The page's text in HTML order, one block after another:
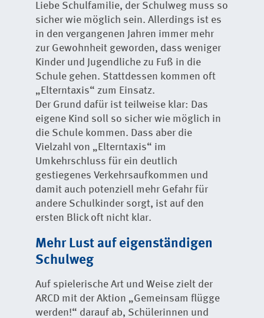
Liebe Schulfamilie, der Schulweg muss so
sicher wie möglich sein. Allerdings ist es
in den vergangenen Jahren immer mehr
zur Gewohnheit geworden, dass weniger
Kinder und Jugendliche zu Fuß in die
Schule gehen. Stattdessen kommen oft
„Elterntaxis“ zum Einsatz.
Der Grund dafür ist teilweise klar: Das
eigene Kind soll so sicher wie möglich in
die Schule kommen. Dass aber die
Vielzahl von „Elterntaxis“ im
Umkehrschluss für ein deutlich
gestiegenes Verkehrsaufkommen und
damit auch potenziell mehr Gefahr für
andere Schulkinder sorgt, ist auf den
ersten Blick oft nicht klar.
Mehr Lust auf eigenständigen
Schulweg
Auf spielerische Art und Weise zielt der
ARCD mit der Aktion „Gemeinsam flügge
werden!“ darauf ab, Schülerinnen und